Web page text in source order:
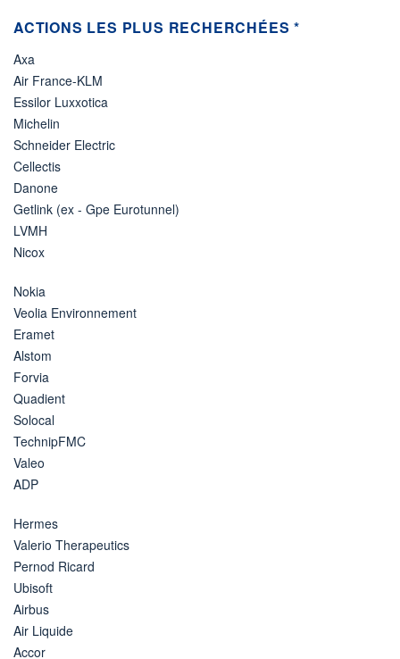
07.08.26 / 22:00:00
Boursobank
ACTIONS LES PLUS RECHERCHÉES *
Axa
Air France-KLM
Essilor Luxxotica
Michelin
Schneider Electric
Cellectis
Danone
Getlink (ex - Gpe Eurotunnel)
LVMH
Nicox
Nokia
Veolia Environnement
Eramet
Alstom
Forvia
Quadient
Solocal
TechnipFMC
Valeo
ADP
Hermes
Valerio Therapeutics
Pernod Ricard
Ubisoft
Airbus
Air Liquide
Accor